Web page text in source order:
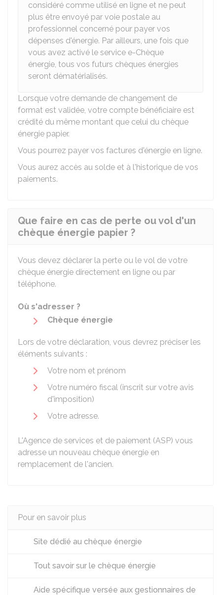
considéré comme utilisé en ligne et ne peut
plus être envoyé par voie postale au
professionnel concerné pour payer vos
dépenses d'énergie. Par ailleurs, une fois que
vous avez activé le service e-Chèque
énergie, tous vos futurs chèques énergies
seront dématérialisés.
Lorsque votre demande de changement de
format est validée, votre compte bénéficiaire est
crédité du même montant que celui du chèque
énergie papier.
Vous pourrez payer vos factures d'énergie en ligne.
Vous aurez accès au solde et à l'historique de vos
paiements.
Que faire en cas de perte ou vol d'un
chèque énergie papier ?
Vous devez déclarer la perte ou le vol de votre
chèque énergie directement en ligne ou par
téléphone.
Où s'adresser ?
Chèque énergie
Lors de votre déclaration, vous devrez préciser les
éléments suivants :
Votre nom et prénom
Votre numéro fiscal (inscrit sur votre avis
d'imposition)
Votre adresse.
L'Agence de services et de paiement (ASP) vous
adresse un nouveau chèque énergie en
remplacement de l'ancien.
Pour en savoir plus
Site dédié au chèque énergie
Tout savoir sur le chèque énergie
Aide spécifique versée aux gestionnaires de